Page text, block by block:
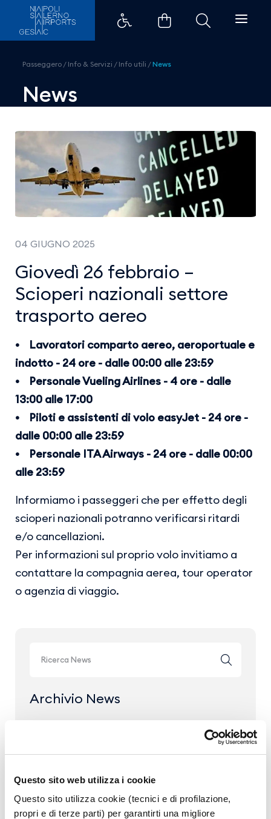
Questo sito web utilizza i cookie
Questo sito utilizza cookie (tecnici e di profilazione,
propri e di terze parti) per garantirti una migliore
Giovedì 26 febbraio &#8211;
Passeggero / Info & Servizi / Info utili /News
News
04 GIUGNO 2025
Giovedì 26 febbraio –
Scioperi nazionali settore
trasporto aereo
• Lavoratori comparto aereo, aeroportuale e
indotto - 24 ore - dalle 00:00 alle 23:59
• Personale Vueling Airlines - 4 ore - dalle
13:00 alle 17:00
• Piloti e assistenti di volo easyJet - 24 ore -
dalle 00:00 alle 23:59
• Personale ITA Airways - 24 ore - dalle 00:00
alle 23:59
Informiamo i passeggeri che per effetto degli
scioperi nazionali potranno verificarsi ritardi
e/o cancellazioni.
Per informazioni sul proprio volo invitiamo a
contattare la compagnia aerea, tour operator
o agenzia di viaggio.
Archivio News
Anno 2023